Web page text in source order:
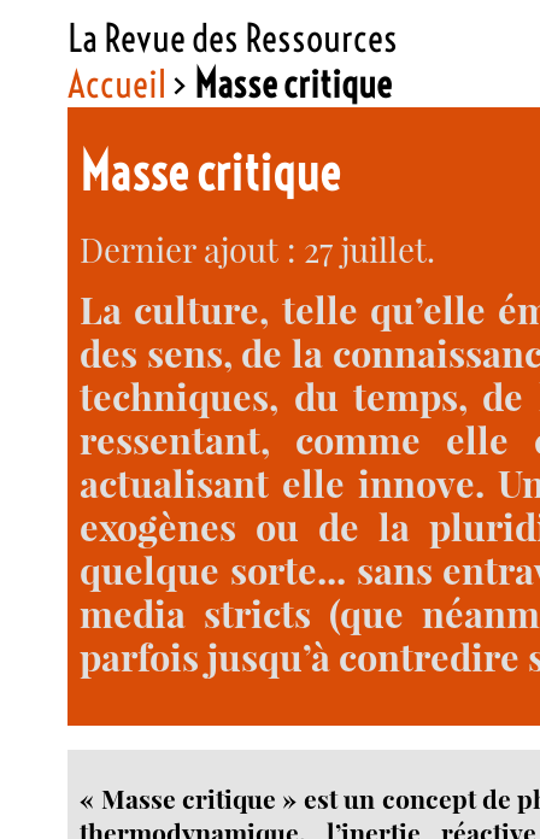
La Revue des Ressources
Accueil > Masse critique
Masse critique
Dernier ajout : 27 juillet.
La culture, telle qu’elle
des sens, de la
techniques, du temps,
ressentant, comme
actualisant elle innove.
exogènes ou de la
quelque sorte... sans
media stricts (que
parfois jusqu’à contredire
« Masse critique » est un concept de
thermodynamique, l’inertie